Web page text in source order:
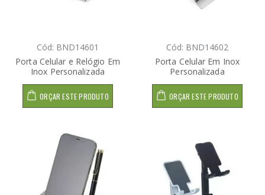
Cód: BND14601
Porta Celular e Relógio Em
Inox Personalizada
ORÇAR ESTE PRODUTO
Cód: BND14602
Porta Celular Em Inox
Personalizada
ORÇAR ESTE PRODUTO